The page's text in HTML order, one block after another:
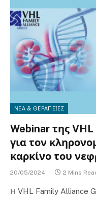
ΝΕΑ & ΘΕΡΑΠΕΙΕΣ
Webinar της
για τον
καρκίνο του
20/05/2024 2 Mins
Η VHL Family Alliance